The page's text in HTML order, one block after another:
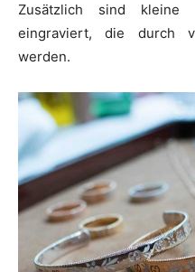
Zusätzlich sind kleine
eingraviert, die durch
werden.